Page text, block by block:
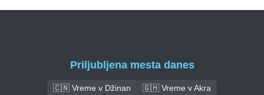
Priljubljena mesta danes
🇨🇳 Vreme v Džinan
🇬🇭 Vreme v Akra